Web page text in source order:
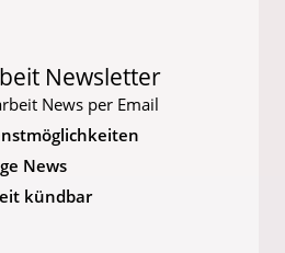
Newsletter
News per Email
News
kündbar